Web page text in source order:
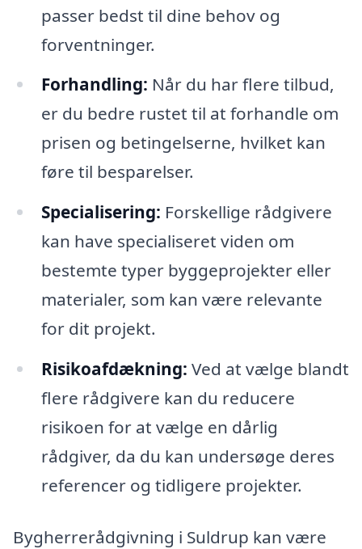
passer bedst til dine behov og
forventninger.
Forhandling: Når du har flere tilbud,
er du bedre rustet til at forhandle om
prisen og betingelserne, hvilket kan
føre til besparelser.
Specialisering: Forskellige rådgivere
kan have specialiseret viden om
bestemte typer byggeprojekter eller
materialer, som kan være relevante
for dit projekt.
Risikoafdækning: Ved at vælge blandt
flere rådgivere kan du reducere
risikoen for at vælge en dårlig
rådgiver, da du kan undersøge deres
referencer og tidligere projekter.
Bygherrerådgivning i Suldrup kan være